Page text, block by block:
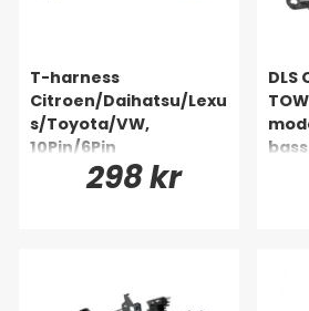
T-harness
Citroen/Daihatsu/Lexu
s/Toyota/VW,
10Pin/6Pin
298 kr
DLS